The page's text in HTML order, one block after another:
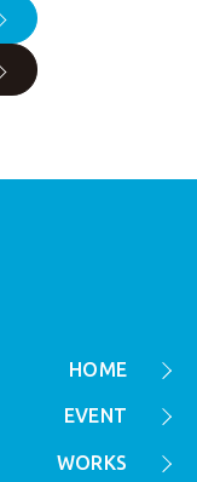
HOME
EVENT
WORKS